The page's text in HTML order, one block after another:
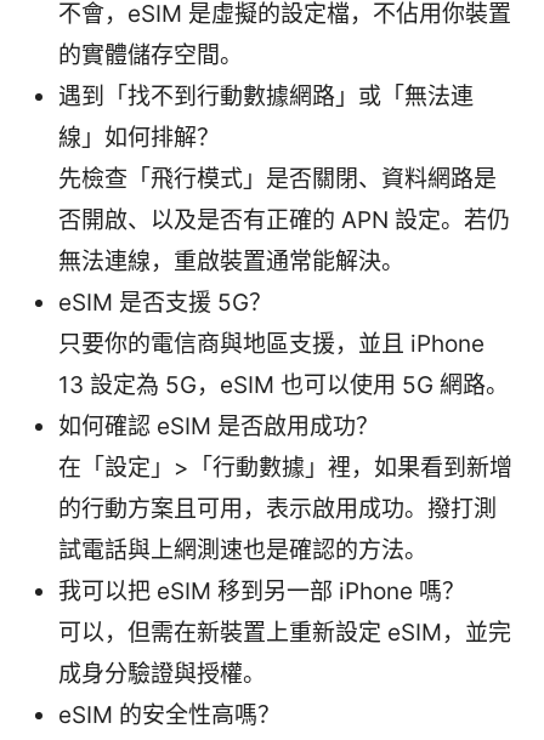
不會，eSIM 是虛擬的設定檔，不佔用你裝置
的實體儲存空間。
遇到「找不到行動數據網路」或「無法連
線」如何排解？
先檢查「飛行模式」是否關閉、資料網路是
否開啟、以及是否有正確的 APN 設定。若仍
無法連線，重啟裝置通常能解決。
eSIM 是否支援 5G？
只要你的電信商與地區支援，並且 iPhone
13 設定為 5G，eSIM 也可以使用 5G 網路。
如何確認 eSIM 是否啟用成功？
在「設定」>「行動數據」裡，如果看到新增
的行動方案且可用，表示啟用成功。撥打測
試電話與上網測速也是確認的方法。
我可以把 eSIM 移到另一部 iPhone 嗎？
可以，但需在新裝置上重新設定 eSIM，並完
成身分驗證與授權。
eSIM 的安全性高嗎？